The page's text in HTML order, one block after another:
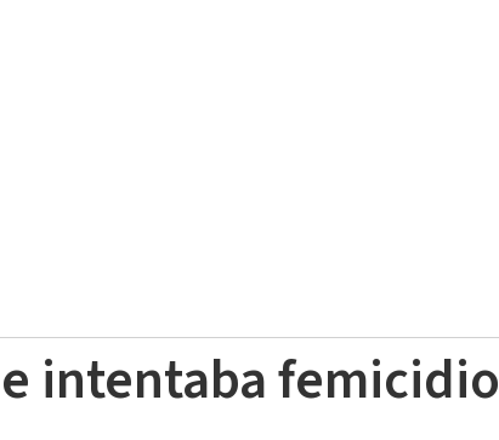
intentaba femicidio